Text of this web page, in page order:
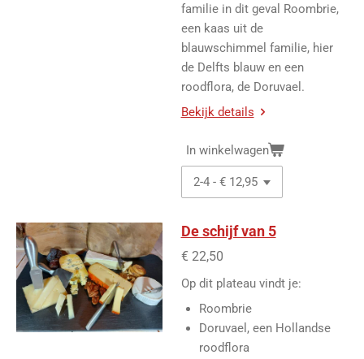
familie in dit geval Roombrie,
een kaas uit de
blauwschimmel familie, hier
de Delfts blauw en een
roodflora, de Doruvael.
Bekijk details
In winkelwagen
De schijf van 5
€ 22,50
Op dit plateau vindt je:
Roombrie
Doruvael, een Hollandse
roodflora